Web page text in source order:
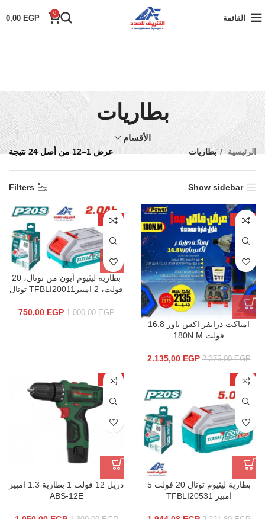
القائمة
0
0,00 EGP
بطاريات
الأقسام
الرئيسية بطاريات عرض 1–12 من أصل 24 نتيجة
Show sidebar
Filters
-10%
امباكت درايفر اكس باور 16.8
فولت 180N.M
2.375,00EGP
2.135,00 EGP
-25%
بطارية ليثيوم أيون من توتال، 20
فولت، 2 امبيرTFBLI20011 توتال
1.000,00EGP
750,00 EGP
-12%
بطارية ليثيوم توتال 20 فولت 5
امبير TFBLI20531
-19%
دريل 12 فولت 1 بطارية 1.3 امبير
ABS-12E